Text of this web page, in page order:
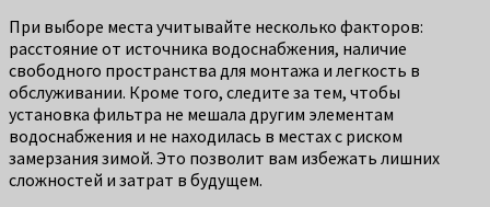
При выборе места учитывайте несколько факторов:
расстояние от источника водоснабжения, наличие
свободного пространства для монтажа и легкость в
обслуживании. Кроме того, следите за тем, чтобы
установка фильтра не мешала другим элементам
водоснабжения и не находилась в местах с риском
замерзания зимой. Это позволит вам избежать лишних
сложностей и затрат в будущем.